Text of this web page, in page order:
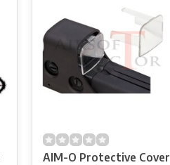
AIM-O Protective Cover